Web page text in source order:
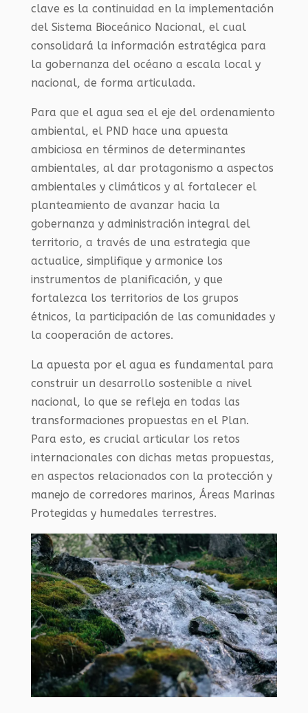
clave es la continuidad en la implementación
del Sistema Bioceánico Nacional, el cual
consolidará la información estratégica para
la gobernanza del océano a escala local y
nacional, de forma articulada.
Para que el agua sea el eje del ordenamiento
ambiental, el PND hace una apuesta
ambiciosa en términos de determinantes
ambientales, al dar protagonismo a aspectos
ambientales y climáticos y al fortalecer el
planteamiento de avanzar hacia la
gobernanza y administración integral del
territorio, a través de una estrategia que
actualice, simplifique y armonice los
instrumentos de planificación, y que
fortalezca los territorios de los grupos
étnicos, la participación de las comunidades y
la cooperación de actores.
La apuesta por el agua es fundamental para
construir un desarrollo sostenible a nivel
nacional, lo que se refleja en todas las
transformaciones propuestas en el Plan.
Para esto, es crucial articular los retos
internacionales con dichas metas propuestas,
en aspectos relacionados con la protección y
manejo de corredores marinos, Áreas Marinas
Protegidas y humedales terrestres.